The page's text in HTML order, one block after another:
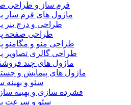
فرم ساز و طراحی
ماژول های فرم ساز
طراحی و درج بنر
طراحی صفحه
طراحی منو و مگامنو
طراحی گالری تصاویر
ماژول های چند
ماژول های پیمایش و
سئو و
فشرده سازی و بهینه
سئو و سرعت